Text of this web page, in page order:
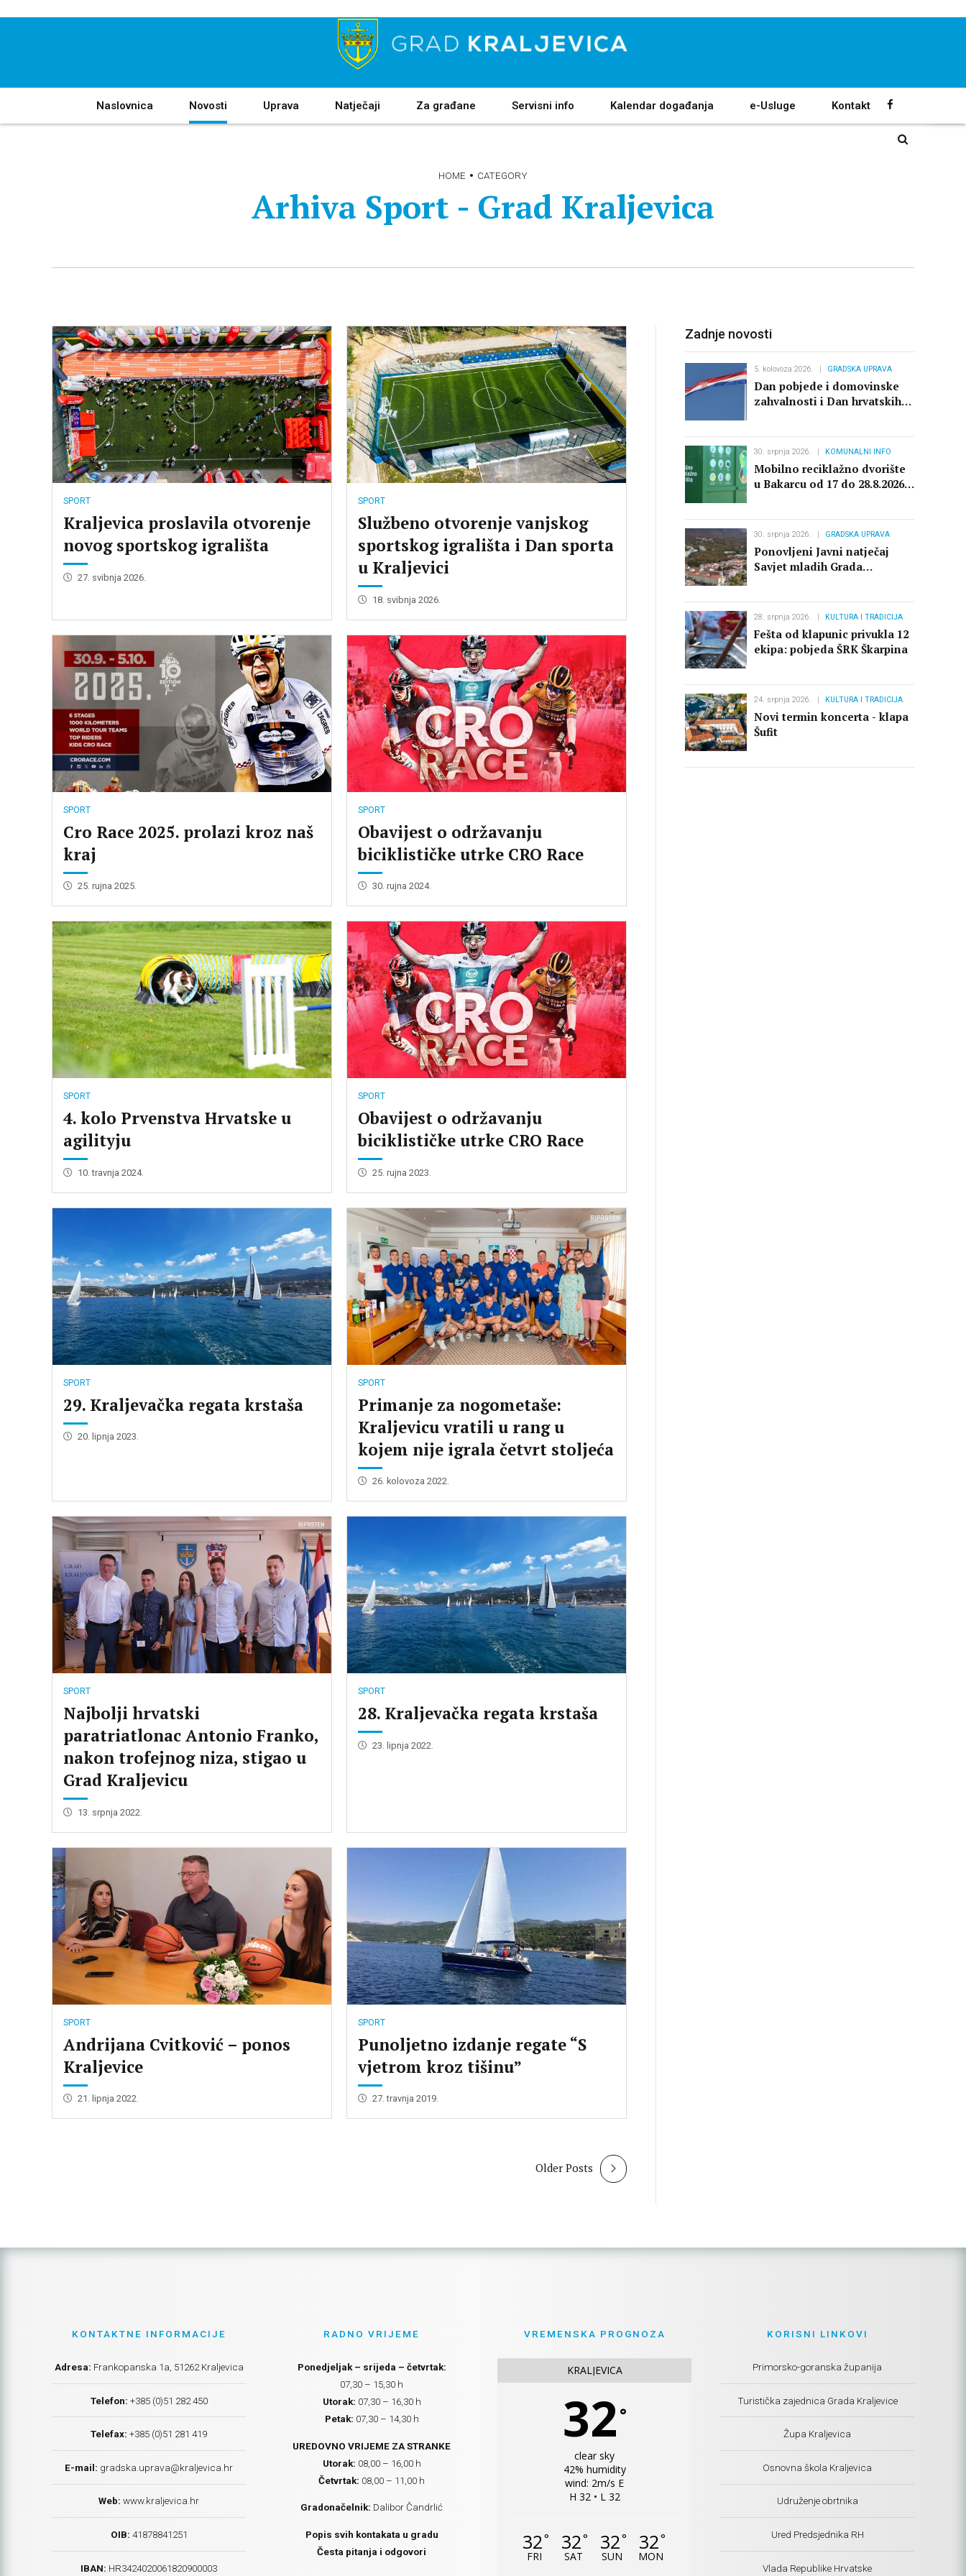
Naslovnica Novosti Uprava
Vlastiti pogon
Izvješća o radu gradonačelnika
Provedbeni program Grada Kraljevice
Gradonačelnici Kraljevice
Vizija i misija Grada Kraljevice
Odbori i povjerenstva
Savjet mladih
Dobitnici nagrada
Nacionalne manjine
Djelokrug i poslovnik rada
Proračun
Prostorni planovi
Važni dokumenti
Savjet za zaštitu potrošača
Zaštita osobnih podataka
Natječaji Za građane Servisni info Kalendar događanja e-Usluge Kontakt
HOME CATEGORY
Arhiva Sport - Grad Kraljevica
SPORT
Kraljevica proslavila otvorenje
novog sportskog igrališta
27. svibnja 2026.
SPORT
Službeno otvorenje vanjskog
sportskog igrališta i Dan sporta
u Kraljevici
18. svibnja 2026.
SPORT
Cro Race 2025. prolazi kroz naš
kraj
25. rujna 2025.
SPORT
Obavijest o održavanju
biciklističke utrke CRO Race
30. rujna 2024.
SPORT
4. kolo Prvenstva Hrvatske u
agilityju
10. travnja 2024.
SPORT
Obavijest o održavanju
biciklističke utrke CRO Race
25. rujna 2023.
SPORT
29. Kraljevačka regata krstaša
20. lipnja 2023.
SPORT
Primanje za nogometaše:
Kraljevicu vratili u rang u
kojem nije igrala četvrt stoljeća
26. kolovoza 2022.
SPORT
Najbolji hrvatski
paratriatlonac Antonio Franko,
nakon trofejnog niza, stigao u
Grad Kraljevicu
13. srpnja 2022.
SPORT
28. Kraljevačka regata krstaša
23. lipnja 2022.
SPORT
Andrijana Cvitković – ponos
Kraljevice
21. lipnja 2022.
SPORT
Punoljetno izdanje regate “S
vjetrom kroz tišinu”
27. travnja 2019.
Older Posts
Zadnje novosti
5. kolovoza 2026. GRADSKA UPRAVA
Dan pobjede i domovinske
zahvalnosti i Dan hrvatskih
30. srpnja 2026. KOMUNALNI INFO
Mobilno reciklažno dvorište
u Bakarcu od 17 do 28.8.2026.
30. srpnja 2026. GRADSKA UPRAVA
Ponovljeni Javni natječaj
Savjet mladih Grada
28. srpnja 2026. KULTURA I TRADICIJA
Fešta od klapunic privukla 12
ekipa: pobjeda ŠRK Škarpina
24. srpnja 2026. KULTURA I TRADICIJA
Novi termin koncerta - klapa
Šufit
KONTAKTNE INFORMACIJE
Adresa: Frankopanska 1a, 51262 Kraljevica
Telefon: +385 (0)51 282 450
Telefax: +385 (0)51 281 419
E-mail: gradska.uprava@kraljevica.hr
Web: www.kraljevica.hr
OIB: 41878841251
IBAN: HR3424020061820900003
RADNO VRIJEME
Ponedjeljak – srijeda – četvrtak:
07,30 – 15,30 h
Utorak: 07,30 – 16,30 h
Petak: 07,30 – 14,30 h
UREDOVNO VRIJEME ZA STRANKE
Utorak: 08,00 – 16,00 h
Četvrtak: 08,00 – 11,00 h
Gradonačelnik: Dalibor Čandrlić
Popis svih kontakata u gradu
Česta pitanja i odgovori
VREMENSKA PROGNOZA
KRALJEVICA
32 °
clear sky
42% humidity
wind: 2m/s E
H 32 • L 32
32°
FRI
32°
SAT
32°
SUN
32°
MON
KORISNI LINKOVI
Primorsko-goranska županija
Turistička zajednica Grada Kraljevice
Župa Kraljevica
Osnovna škola Kraljevica
Udruženje obrtnika
Ured Predsjednika RH
Vlada Republike Hrvatske